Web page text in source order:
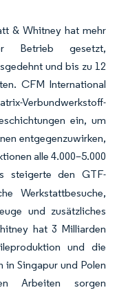
& Whitney hat mehr
Betrieb gesetzt,
und bis zu 12
CFM International
ein, um
entgegenzuwirken,
alle 4.000–5.000
steigerte den GTF-
Werkstattbesuche,
und zusätzliches
hat 3 Milliarden
und die
in Singapur und Polen
Arbeiten sorgen